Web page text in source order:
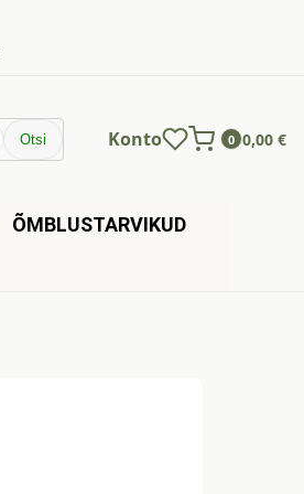
Otsi Konto 0 0,00 €
ÕMBLUSTARVIKUD